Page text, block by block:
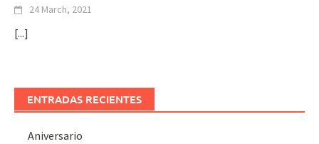
24 March, 2021
[...]
ENTRADAS RECIENTES
Aniversario